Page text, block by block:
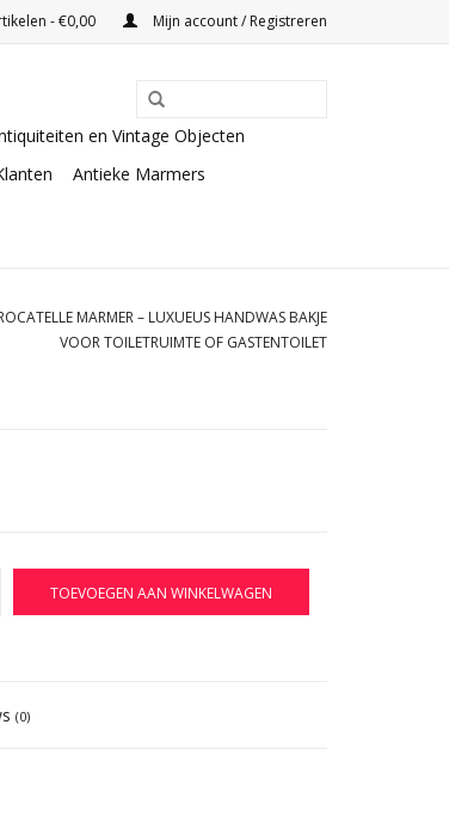
- €0,00 Mijn account / Registreren
en Vintage Objecten
Antieke Marmers
MARMER – LUXUEUS HANDWAS BAKJE
VOOR TOILETRUIMTE OF GASTENTOILET
TOEVOEGEN AAN WINKELWAGEN
(0)